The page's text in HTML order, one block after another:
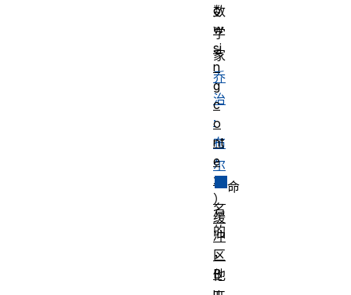
数
学
家
乔
治
·
布
尔
命
名
的
，
他
o
w
si
n
g
c
o
nt
e
xt
）
缓
冲
区
B